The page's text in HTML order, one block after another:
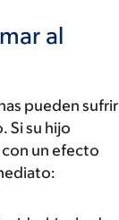
al
pueden sufrir
Si su hijo
un efecto